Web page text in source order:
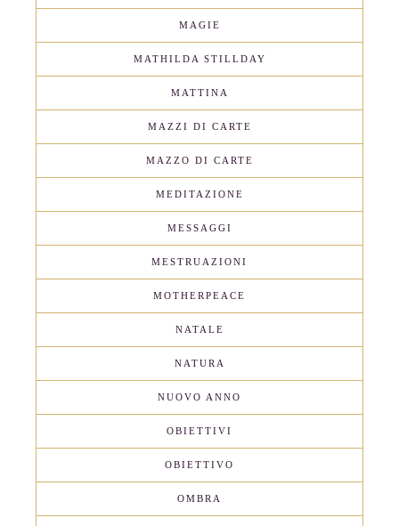
MAGIE
MATHILDA STILLDAY
MATTINA
MAZZI DI CARTE
MAZZO DI CARTE
MEDITAZIONE
MESSAGGI
MESTRUAZIONI
MOTHERPEACE
NATALE
NATURA
NUOVO ANNO
OBIETTIVI
OBIETTIVO
OMBRA